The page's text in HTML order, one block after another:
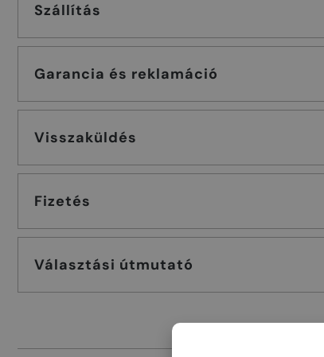
Szállítás
Garancia és reklamáció
Visszaküldés
Fizetés
Választási útmutató